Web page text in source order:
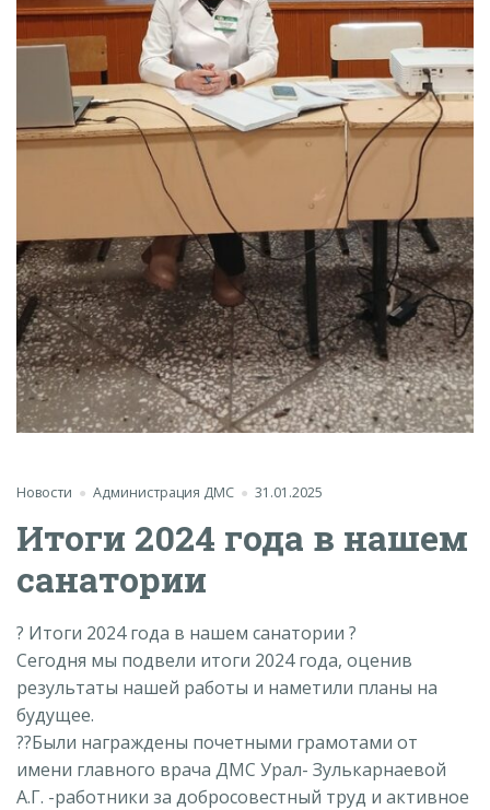
Новости Администрация ДМС 31.01.2025
Итоги 2024 года в нашем
санатории
? Итоги 2024 года в нашем санатории ?
Сегодня мы подвели итоги 2024 года, оценив
результаты нашей работы и наметили планы на
будущее.
??Были награждены почетными грамотами от
имени главного врача ДМС Урал- Зулькарнаевой
А.Г. -работники за добросовестный труд и активное